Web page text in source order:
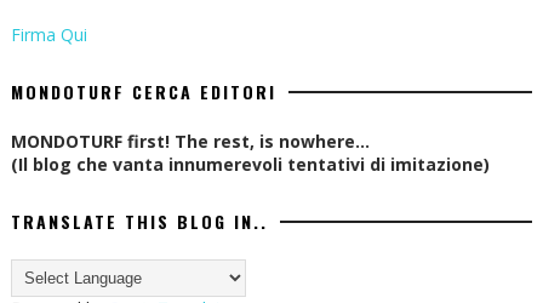
Firma Qui
MONDOTURF CERCA EDITORI
MONDOTURF first! The rest, is nowhere...
(Il blog che vanta innumerevoli tentativi di imitazione)
TRANSLATE THIS BLOG IN..